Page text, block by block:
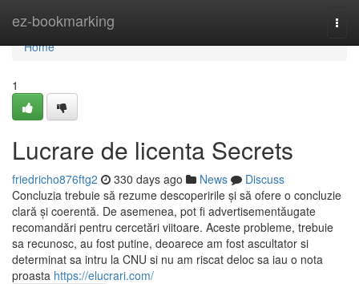
ez-bookmarking
Home
Home
1
Lucrare de licenta Secrets
friedricho876ftg2 330 days ago News
Discuss
Concluzia trebuie să rezume descoperirile și să ofere o concluzie
clară și coerentă. De asemenea, pot fi advertisementăugate
recomandări pentru cercetări viitoare. Aceste probleme, trebuie
sa recunosc, au fost putine, deoarece am fost ascultator si
determinat sa intru la CNU si nu am riscat deloc sa iau o nota
proasta https://elucrari.com/